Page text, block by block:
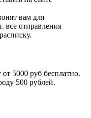
вам для
все отправления
5000 руб бесплатно.
500 рублей.